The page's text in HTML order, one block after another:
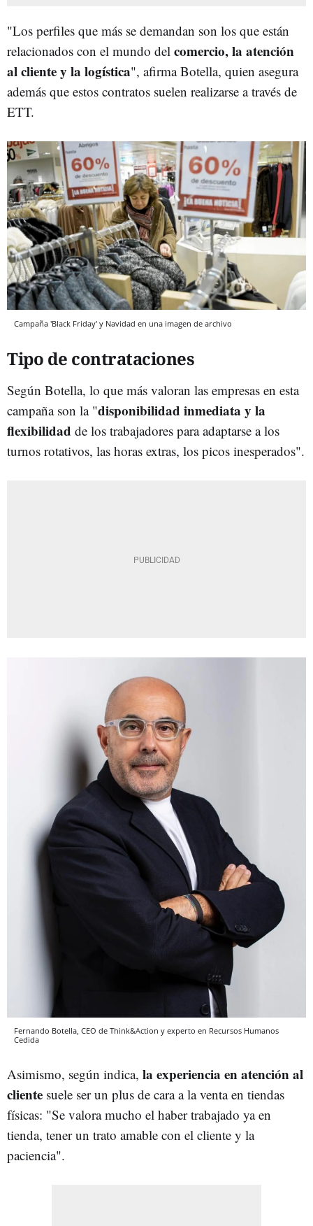
"Los perfiles que más se demandan son los que están
relacionados con el mundo del comercio, la atención
al cliente y la logística", afirma Botella, quien asegura
además que estos contratos suelen realizarse a través de
ETT.
Campaña 'Black Friday' y Navidad en una imagen de archivo
Tipo de contrataciones
Según Botella, lo que más valoran las empresas en esta
campaña son la "disponibilidad inmediata y la
flexibilidad de los trabajadores para adaptarse a los
turnos rotativos, las horas extras, los picos inesperados".
Fernando Botella, CEO de Think&Action y experto en Recursos Humanos
Cedida
Asimismo, según indica, la experiencia en atención al
cliente suele ser un plus de cara a la venta en tiendas
físicas: "Se valora mucho el haber trabajado ya en
tienda, tener un trato amable con el cliente y la
paciencia".